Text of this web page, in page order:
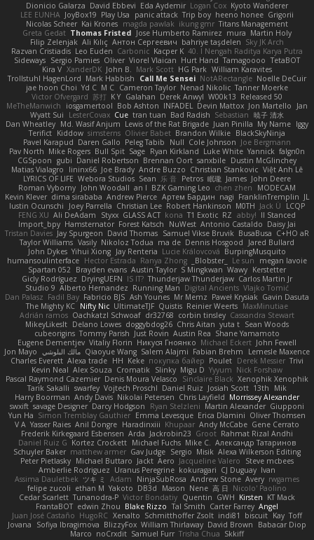
Dionicio Galarza David Ebbevi Eda Aydemir Logan Cox Kyoto Wanderer
LEE EUNHA JoyBox19 Play Usa panic attack Trip boy heeno honee Grigorii
Nicolas Scheer Kai Krones magda pawlak ikung gmr Titans Management
Greta Gedat Thomas Fristed Jose Humberto Ramirez mura Martin Holy
Filip Zelenjak Ali Kılıç Антон Сергеевич bahriye taşdelen Sky JK Arch
Razvan Cristiadis Leo Euden Carbonic Kacper K 40. I Nengah Raditya Karya Putra
Sideways Sergio Pamies Oliver Viorel Vlaican Hurt Hand Tamagoooo TetaBOT
Kira V XanderDK John B. Mark Scott HG Park William Karavites
Trollstuhl HagenLord Mark Habbish Call Me Sensei NotARectangle Noelle DeCuir
jae hoon Choi Yd C M C Cameron Taylor Nenad Nikolic Tanner Moerke
Victor Ofvergard 苏打 K Y Galahan Derek Anwyl W00k13 Released 50
MeTheManwich
iosgamertool Bob Ashton INFADEL Devin Mattox Jon Martello
Jan
Wyatt Sui
LesterCovax Cue tran tuan Bad Radish Sebastian 暁子 清水
Dan Wheatley Md. Wasif Anjum Lewis of the Rat Brigade Juan Pinilla My Name Iggy
Terifict Kiddow simsterns Olivier Babet Brandon Wilkie BlackSkyNinja
Pavel Karapud Daren Gallo Peleg Tabib Null Cole Johnson Joe Bergmann
Pav North Mike Rogers Bull Spit Sage Ryan Kirkland Luke White Yannick falgn0n
CGSpoon gubi Daniel Robertson Brennan Oort sanxbile Dustin McGlinchey
Matias Vialagro
lininx66 Joe Brady Andre Buzzo Christian Stankovic Việt Anh Lê
LYRICS OF LIFE Webora Studios Sean 乐 音 Petros 眠瓏 James John Deere
Roman Vyborny John Woodall an l BZK Gaming Leo chen zhen
MODECAM
Kevin Klever dima sirababa Andrew Pierce Артем Бардин nagi FranklinTremplin JL
Iustin Ocunschi
Joey Parrella Christian Lee Robert Hankinson M0TH Jack Ü
LCQP
FENG XU Ali DeAdam Styxx GLASS ACT kona T1 Exotic RZ abby! ll Stanced
Import_bpy Hamsternator Forest Katsch NuWest Antonio Castaldo Daisy Jai
Tristan Davies Jay Spurgeon David Thomas Samuel Vikse Bruvik BusaBusa C+HO aR
Taylor Williams Vasily Nikoloz Todua ma de Dennis Hosgood
Jared Bullard
John Dykes Yihui Xiong Jay Renteria Lucie Královcová BurpingMusquito
humansoulinterface Hector Estrada Ranya Zhong _Blobster_ Le sun
megan lavoie
Spartan 052 Brayden evans Austin Taylor S Mingkwan Wawy Kerstetter
Gicly Rodríguez DryingUEFN IS IT? Thunderjaw Thunderjaw Carlos Martin Jr
Studio 9 Alberto Hernandez Running Man Digital Ancients Vlajko Tomić
Dan Palasz Fadil Bay Fabricio BJS Ash Younes Mr Memz Paweł Krysiak Gavin Dasuta
The Mighty KC Nifty Nic UltimateTJF Quistis Reinier Weerts MaxMinutiae
Adrián ramos Oachkatzl Schwoaf dr32768 corbin tinsley Cassandra Stewart
MikeyLikesIt Delano Lowes doggybdog26 Chris Aitan yuta t Sean Woods
cubeorigins Tommy Parish Just Rovin Austin Rea Shane Yamamoto
Eugene Dementjev Vitaliy Florin Никуся Гноянко Michael Eckert John Fewell
Jon Mayo مالك البلوشي Qiaoyue Wang Salem Alajmi Fabian Brehm
Lemesle Maxence
Charles Everett Alexa trade HH Keke покупка байер Poulet Derek Messier Trivi
Kevin Neal Alex Souza Cromatik Slinky Migu D Yyyum Nick Forshaw
Pascal Raymond Cazemier Denis Moura Velasco Sinclaire Black Xenophik Xenophik
Tarik Sakalli swarfey Vojtech Proschl Daniel Ruiz Josiah Scott 13th
Mik
Harry Boorman Andy Davis Nikolai Petersen Chris Layfield Morrissey Alexander
swxift savage Designer Darcy Hodgson Ryan Stelzleni Martin Alexander Giupponi
Yun Ha Simon Tremblay Gauthier Emma Levesque Erica Dlamini Oliver Thomsen
V A Yasser Raies Anil Dongre Haradinxiii Khupaar Andy McCabe Gene Cerrato
Frederik Kirkegaard Esbensen Arda Jackrobin23 Groot Rahmat Rizal Andhi
Daniel Ruiz G Kortez Crockett Michael Fuchs Mike C. Александр Татаринов
Schuyler Baker matthew armer Gav Judge Sergio Misik Alexa Wilkerson Editing
Peter Pietlasky Michael Buttaro Jackt Aero Jacqueline Valero
Steve mcbees
Amberlie Rodriguez Uranus Peregrine kokuragari CJ Duguay Ivan
Assima Dauletbek ツキ ミ Adam NinjaSubRosa Andrew Stone Avery rwgames
felipe zucoli ethan M Yakoto DB3d Mason Nene 高 日 Nicolo' Paolino
Cedar Scarlett Tunanodra-P Victor Bondatiy Quentin GWH Kirsten KT Mack
FrantaBOT edwin Zhou Blake Rizzo Tal Smith Carter Farrey Angel
Juan José Castaño HugoRC Xenalto Schmitthoffer Zsolt indi81 biscuit Kay Toff
Jovana
Sofiya Ibragimova BlizzyFox William Thirlaway David Brown
Babacar Diop
Marco noCrxdit Samuel Furr Trisha Chua Skkiff